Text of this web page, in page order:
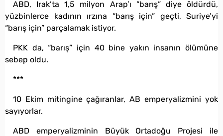
ABD, Irak’ta 1,5 milyon Arap’ı “barış” diye öldürdü,
yüzbinlerce kadının ırzına “barış için” geçti, Suriye’yi
“barış için” parçalamak istiyor.
PKK da, “barış” için 40 bine yakın insanın ölümüne
sebep oldu.
***
10 Ekim mitingine çağıranlar, AB emperyalizmini yok
sayıyorlar.
ABD emperyalizminin Büyük Ortadoğu Projesi ile